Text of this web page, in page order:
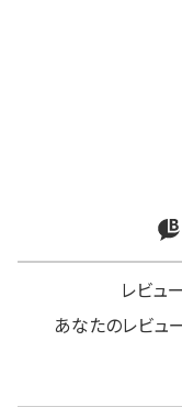
レビュ
あなたのレビュ